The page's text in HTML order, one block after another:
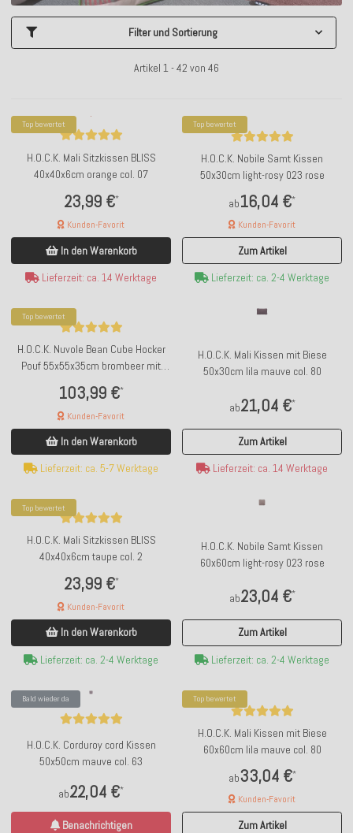
Filter und Sortierung
Artikel 1 - 42 von 46
Top bewertet
H.O.C.K. Mali Sitzkissen BLISS
40x40x6cm orange col. 07
23,99 €*
Kunden-Favorit
In den Warenkorb
Lieferzeit: ca. 14 Werktage
Top bewertet
H.O.C.K. Nobile Samt Kissen
50x30cm light-rosy 023 rose
ab16,04 €*
Kunden-Favorit
Zum Artikel
Lieferzeit: ca. 2-4 Werktage
Top bewertet
H.O.C.K. Nuvole Bean Cube Hocker
Pouf 55x55x35cm brombeer mit
103,99 €*
Kunden-Favorit
In den Warenkorb
Lieferzeit: ca. 5-7 Werktage
H.O.C.K. Mali Kissen mit Biese
50x30cm lila mauve col. 80
ab21,04 €*
Zum Artikel
Lieferzeit: ca. 14 Werktage
Top bewertet
H.O.C.K. Mali Sitzkissen BLISS
40x40x6cm taupe col. 2
23,99 €*
Kunden-Favorit
In den Warenkorb
Lieferzeit: ca. 2-4 Werktage
H.O.C.K. Nobile Samt Kissen
60x60cm light-rosy 023 rose
ab23,04 €*
Zum Artikel
Lieferzeit: ca. 2-4 Werktage
Bald wieder da
H.O.C.K. Corduroy cord Kissen
50x50cm mauve col. 63
ab22,04 €*
Benachrichtigen
Top bewertet
H.O.C.K. Mali Kissen mit Biese
60x60cm lila mauve col. 80
ab33,04 €*
Kunden-Favorit
Zum Artikel